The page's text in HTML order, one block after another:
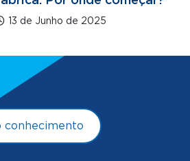
13 de Junho de 2025
conhecimento